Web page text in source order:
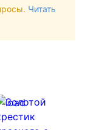
Читать